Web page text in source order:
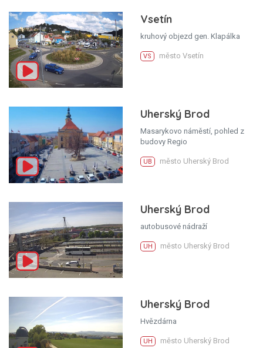
Vsetín
kruhový objezd gen. Klapálka
VS město Vsetín
Uherský Brod
Masarykovo náměstí, pohled z
budovy Regio
UB město Uherský Brod
Uherský Brod
autobusové nádraží
UH město Uherský Brod
Uherský Brod
Hvězdárna
UH město Uherský Brod